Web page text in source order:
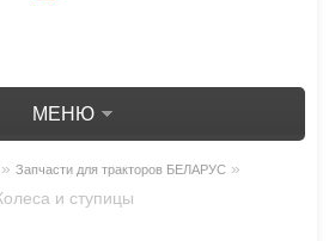
МЕНЮ
» Запчасти для тракторов БЕЛАРУС »
и ступицы